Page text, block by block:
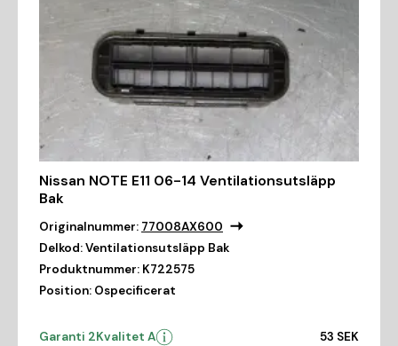
Nissan NOTE E11 06-14 Ventilationsutsläpp
Bak
Originalnummer: 77008AX600
Delkod:Ventilationsutsläpp Bak
Produktnummer: K722575
Position: Ospecificerat
Garanti 2Kvalitet A 53 SEK